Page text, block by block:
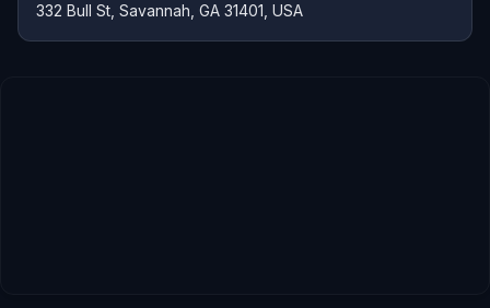
332 Bull St, Savannah, GA 31401, USA